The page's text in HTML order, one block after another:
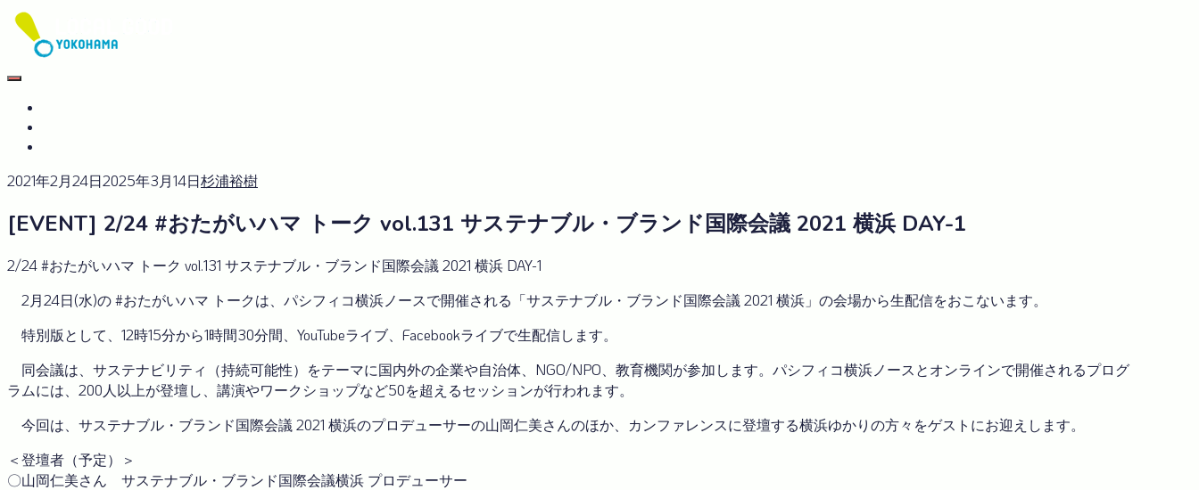
Skip
content
2021年2月24日2025年3月14日杉浦裕樹
[EVENT] 2/24 #おたがいハマ トーク vol.131 サステナブル・ブランド国際会議 2021 横浜 DAY-1
2/24 #おたがいハマ トーク vol.131 サステナブル・ブランド国際会議 2021 横浜 DAY-1
2月24日(水)の #おたがいハマ トークは、パシフィコ横浜ノースで開催される「サステナブル・ブランド国際会議 2021 横浜」の会場から生配信をおこないます。
特別版として、12時15分から1時間30分間、YouTubeライブ、Facebookライブで生配信します。
同会議は、サステナビリティ（持続可能性）をテーマに国内外の企業や自治体、NGO/NPO、教育機関が参加します。パシフィコ横浜ノースとオンラインで開催されるプログ
ラムには、200人以上が登壇し、講演やワークショップなど50を超えるセッションが行われます。
今回は、サステナブル・ブランド国際会議 2021 横浜のプロデューサーの山岡仁美さんのほか、カンファレンスに登壇する横浜ゆかりの方々をゲストにお迎えします。
＜登壇者（予定）＞
〇山岡仁美さん サステナブル・ブランド国際会議横浜 プロデューサー